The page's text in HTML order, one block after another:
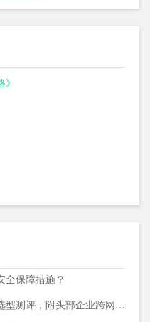
全保障措施？
新能源行业内外网文件摆渡系统选型测评，附头部企业跨网部署案例